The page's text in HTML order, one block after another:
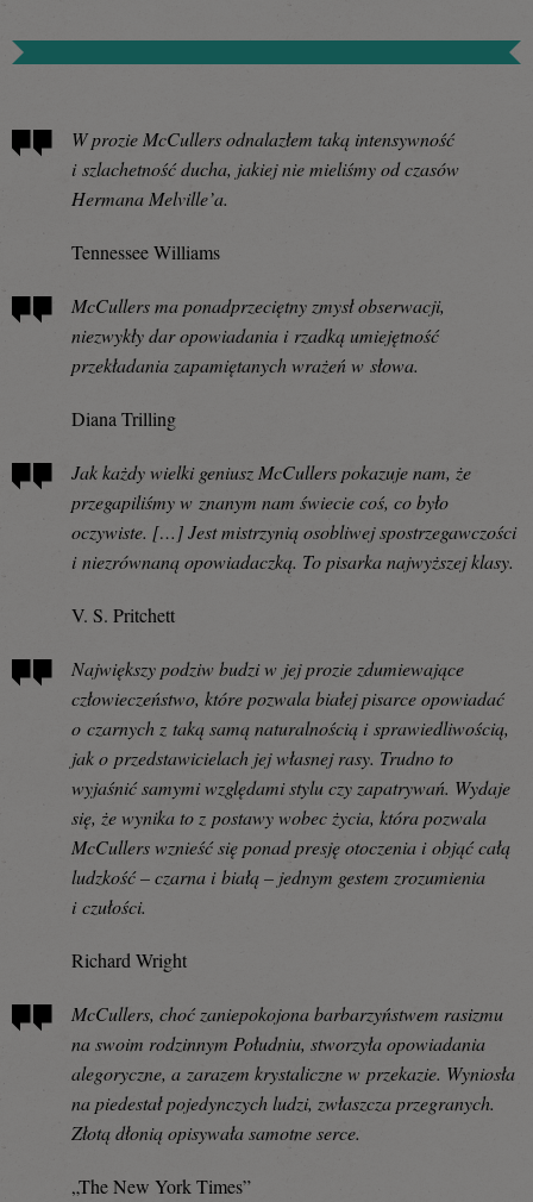
W prozie McCullers odnalazłem taką intensywność
i szlachetność ducha, jakiej nie mieliśmy od czasów
Hermana Melville’a.
Tennessee Williams
McCullers ma ponadprzeciętny zmysł obserwacji,
niezwykły dar opowiadania i rzadką umiejętność
przekładania zapamiętanych wrażeń w słowa.
Diana Trilling
Jak każdy wielki geniusz McCullers pokazuje nam, że
przegapiliśmy w znanym nam świecie coś, co było
oczywiste. […] Jest mistrzynią osobliwej spostrzegawczości
i niezrównaną opowiadaczką. To pisarka najwyższej klasy.
V. S. Pritchett
Największy podziw budzi w jej prozie zdumiewające
człowieczeństwo, które pozwala białej pisarce opowiadać
o czarnych z taką samą naturalnością i sprawiedliwością,
jak o przedstawicielach jej własnej rasy. Trudno to
wyjaśnić samymi względami stylu czy zapatrywań. Wydaje
się, że wynika to z postawy wobec życia, która pozwala
McCullers wznieść się ponad presję otoczenia i objąć całą
ludzkość – czarna i białą – jednym gestem zrozumienia
i czułości.
Richard Wright
McCullers, choć zaniepokojona barbarzyństwem rasizmu
na swoim rodzinnym Południu, stworzyła opowiadania
alegoryczne, a zarazem krystaliczne w przekazie. Wyniosła
na piedestał pojedynczych ludzi, zwłaszcza przegranych.
Złotą dłonią opisywała samotne serce.
„The New York Times”